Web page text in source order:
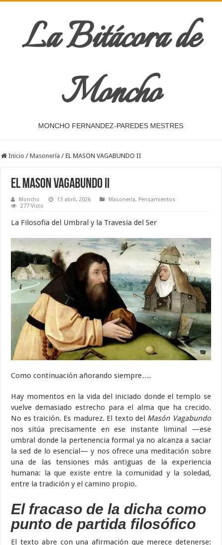
La Bitácora de
Moncho
MONCHO FERNANDEZ-PAREDES MESTRES
Inicio / Masonería / EL MASON VAGABUNDO II
EL MASON VAGABUNDO II
Moncho 13 abril, 2026 Masonería, Pensamientos
277 Visto
La Filosofia del Umbral y la Travesia del Ser
Como continuación añorando siempre….
Hay momentos en la vida del iniciado donde el templo se
vuelve demasiado estrecho para el alma que ha crecido.
No es traición. Es madurez. El texto del Masón Vagabundo
nos sitúa precisamente en ese instante liminal —ese
umbral donde la pertenencia formal ya no alcanza a saciar
la sed de lo esencial— y nos ofrece una meditación sobre
una de las tensiones más antiguas de la experiencia
humana: la que existe entre la comunidad y la soledad,
entre la tradición y el camino propio.
El fracaso de la dicha como
punto de partida filosófico
El texto abre con una afirmación que merece detenerse: